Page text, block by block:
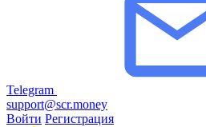
Telegram
support@scr.money
Войти Регистрация